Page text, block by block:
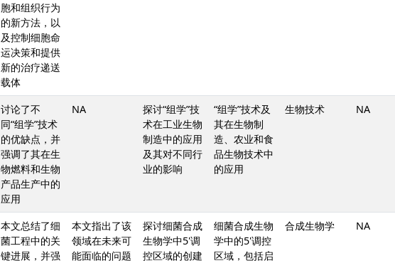
胞和组织行为
的新方法，以
及控制细胞命
运决策和提供
新的治疗递送
载体
讨论了不
同“组学”技术
的优缺点，并
强调了其在生
物燃料和生物
产品生产中的
应用
NA
探讨“组学”技
术在工业生物
制造中的应用
及其对不同行
业的影响
“组学”技术及
其在生物制
造、农业和食
品生物技术中
的应用
生物技术 NA
本文总结了细
菌工程中的关
键进展，并强
本文指出了该
领域在未来可
能面临的问题
探讨细菌合成
生物学中5'调
控区域的创建
细菌合成生物
学中的5'调控
区域，包括启
合成生物学 NA